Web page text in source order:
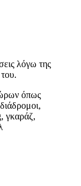
λόγω της
όπως
γκαράζ,